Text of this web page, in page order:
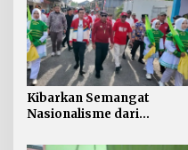
Kibarkan Semangat
Nasionalisme dari
Merah Putih 81 Meter